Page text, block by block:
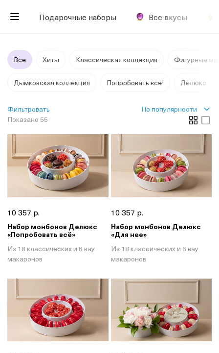
Подарочные наборы Все вкусы
Все Хиты Классическая коллекция Фигурные
Дымковская коллекция Попробовать все! Делюкс
Показано 55
Фильтровать По популярности
10 357 р.
Набор монбонов Делюкс
«Попробовать всё»
Из 18 классических и 6 вау
макаронов
10 357 р.
Набор монбонов Делюкс
«Для нее»
Из 18 классических и 6 вау
макаронов